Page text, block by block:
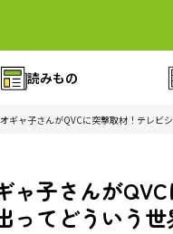
読みもの
ギャ子さんがQVCに突撃取材！テレビ
ャ子さんが
ってどういう世